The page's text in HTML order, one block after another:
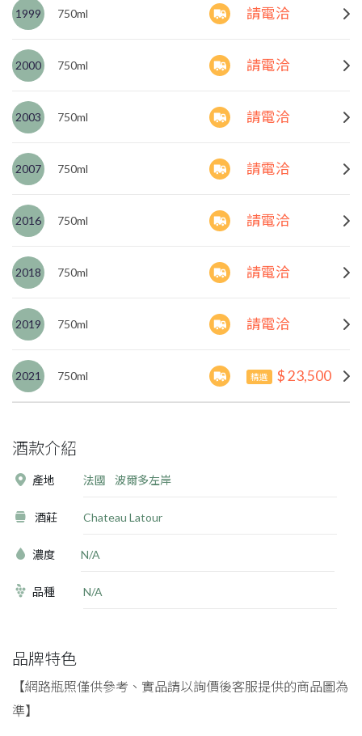
1999 750ml 請電洽
2000 750ml 請電洽
2003 750ml 請電洽
2007 750ml 請電洽
2016 750ml 請電洽
2018 750ml 請電洽
2019 750ml 請電洽
2021 750ml 精選 $ 23,500
酒款介紹
產地 法國 波爾多左岸
酒莊 Chateau Latour
濃度 N/A
品種 N/A
品牌特色
【網路瓶照僅供參考、實品請以詢價後客服提供的商品圖為
準】